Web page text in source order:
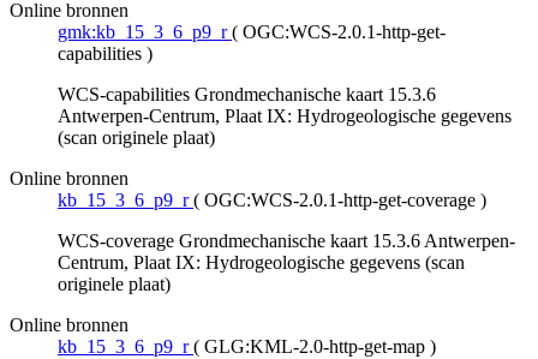
Online bronnen
gmk:kb_15_3_6_p9_r ( OGC:WCS-2.0.1-http-get-
capabilities )
WCS-capabilities Grondmechanische kaart 15.3.6
Antwerpen-Centrum, Plaat IX: Hydrogeologische gegevens
(scan originele plaat)
Online bronnen
kb_15_3_6_p9_r ( OGC:WCS-2.0.1-http-get-coverage )
WCS-coverage Grondmechanische kaart 15.3.6 Antwerpen-
Centrum, Plaat IX: Hydrogeologische gegevens (scan
originele plaat)
Online bronnen
kb_15_3_6_p9_r ( GLG:KML-2.0-http-get-map )